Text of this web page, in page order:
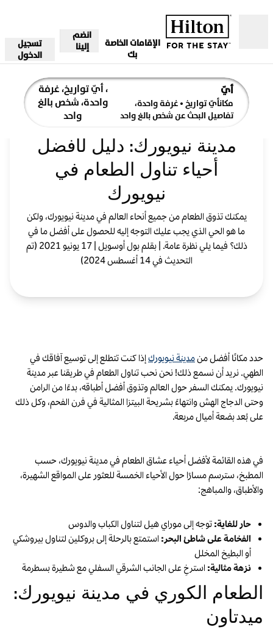
الإقامات الخاصة
بك
انضم
إلينا
تسجيل
الدخول
أيّ
مكانأيّ تواريخ • غرفة واحدة،
تفاصيل البحث عن شخص بالغ واحد
، أيّ تواريخ، غرفة
واحدة، شخص بالغ
واحد
تناول الطعام والشراب في
مدينة نيويورك: دليل لأفضل
أحياء تناول الطعام في
نيويورك
يمكنك تذوق الطعام من جميع أنحاء العالم في مدينة نيويورك، ولكن
ما هو الحي الذي يجب عليك التوجه إليه للحصول على أفضل ما في
ذلك؟ فيما يلي نظرة عامة. | بقلم بول أوسويل | 17 يونيو 2021 (تم
التحديث في 14 أغسطس 2024)
حدد مكانًا أفضل منمدينة نيويورك إذا كنت تتطلع إلى توسيع آفاقك في
الطهي. نريد أن نسمع ذلك! نحن نحب تناول الطعام في طريقنا عبر مدينة
نيويورك. يمكنك السفر حول العالم وتذوق أفضل أطباقه، بدءًا من الرامن
وحتى الدجاج الهش وانتهاءً بشريحة البيتزا المثالية في فرن الفحم، وكل ذلك
على بُعد بضعة أميال مربعة.
في هذه القائمة لأفضل أحياء عشاق الطعام في مدينة نيويورك، حسب
المطبخ، سترسم مسارًا حول الأحياء الخمسة للعثور على المواقع الشهيرة،
والأطباق، والمباهج:
حار للغاية: توجه إلى موراي هيل لتناول الكباب والدوس
الفخامة على شاطئ البحر: استمتع بالرحلة إلى بروكلين لتناول بيروشكي
أو البطيخ المخلل
نزهة مثالية: استرخِ على الجانب الشرقي السفلي مع شطيرة بسطرمة
الطعام الكوري في مدينة نيويورك:
ميدتاون